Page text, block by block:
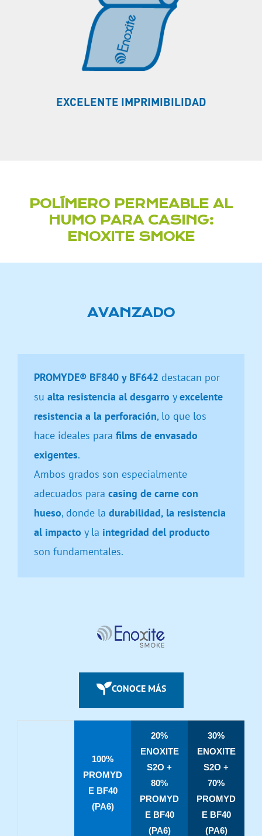
EXCELENTE IMPRIMIBILIDAD
POLÍMERO PERMEABLE AL
HUMO PARA CASING:
ENOXITE SMOKE
AVANZADO
PROMYDE® BF840 y BF642 destacan por
su alta resistencia al desgarro yexcelente
resistencia a la perforación, lo que los
hace ideales para films de envasado
exigentes.
Ambos grados son especialmente
adecuados para casing de carne con
hueso, donde la durabilidad, la resistencia
al impacto y la integridad del producto
son fundamentales.
CONOCE MÁS
100%
PROMYD
E BF40
(PA6)
20%
ENOXITE
S2O +
80%
PROMYD
E BF40
(PA6)
30%
ENOXITE
S2O +
70%
PROMYD
E BF40
(PA6)